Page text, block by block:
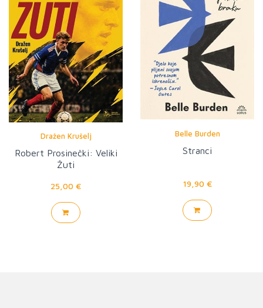
Dražen Krušelj
Robert Prosinečki: Veliki
Žuti
25,00 €
Belle Burden
Stranci
19,90 €